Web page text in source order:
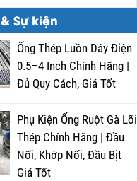
Sự kiện
Ống Thép Luồn Dây Điện
0.5–4 Inch Chính Hãng |
Đủ Quy Cách, Giá Tốt
Phụ Kiện Ống Ruột Gà Lõi
Thép Chính Hãng | Đầu
Nối, Khớp Nối, Đầu Bịt
Giá Tốt